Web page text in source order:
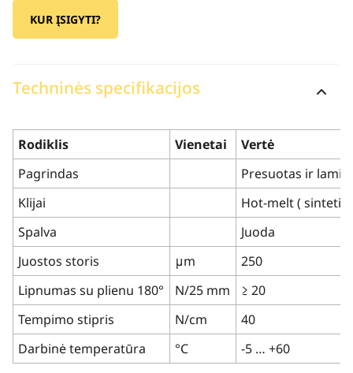
KUR ĮSIGYTI?
Techninės specifikacijos
Rodiklis Vienetai
Vertė
Pagrindas
Presuotas ir
Klijai
Hot-melt (
Spalva
Juoda
Juostos storis
μm
250
Lipnumas su plienu 180°
N/25 mm
≥ 20
Tempimo stipris
N/cm
40
Darbinė temperatūra
°C -5 … +60